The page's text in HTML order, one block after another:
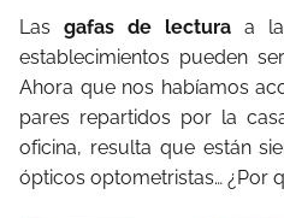
Las gafas de lectura a
establecimientos pueden
Ahora que nos habíamos
pares repartidos por la
oficina, resulta que están
ópticos optometristas… ¿Por